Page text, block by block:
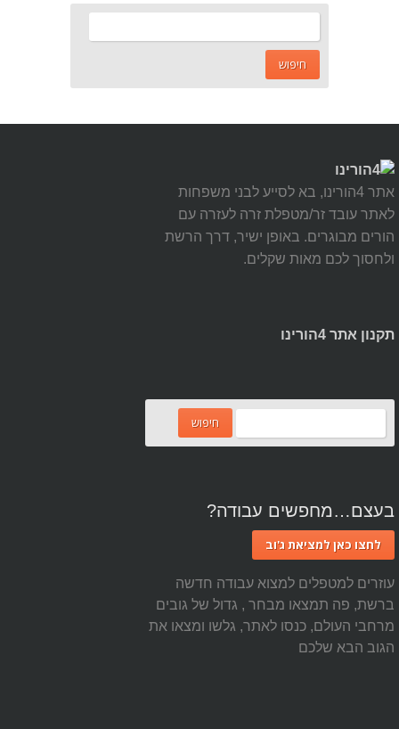
אתר 4הורינו, בא לסייע לבני משפחות
לאתר עובד זר/מטפלת זרה לעזרה עם
הורים מבוגרים. באופן ישיר, דרך הרשת
ולחסוך לכם מאות שקלים.
תקנון אתר 4הורינו
בעצם…מחפשים עבודה?
לחצו כאן למציאת ג'וב
עוזרים למטפלים למצוא עבודה חדשה
ברשת, פה תמצאו מבחר , גדול של גובים
מרחבי העולם, כנסו לאתר, גלשו ומצאו את
הגוב הבא שלכם